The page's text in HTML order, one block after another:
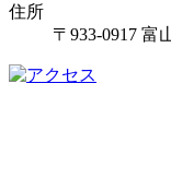
住所
〒933-0917 富